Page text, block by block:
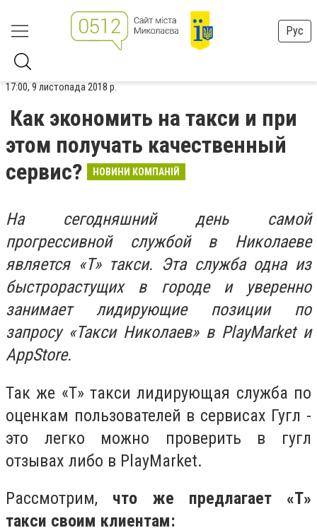
Рус
17:00, 9 листопада 2018 р.
Как экономить на такси и при
этом получать качественный
сервис?
НОВИНИ КОМПАНІЙ
На сегодняшний день самой
прогрессивной службой в Николаеве
является «Т» такси. Эта служба одна из
быстрорастущих в городе и уверенно
занимает лидирующие позиции по
запросу «Такси Николаев» в PlayMarket и
AppStore.
Так же «Т» такси лидирующая служба по
оценкам пользователей в сервисах Гугл -
это легко можно проверить в гугл
отзывах либо в PlayMarket.
Рассмотрим, что же предлагает «Т»
такси своим клиентам: